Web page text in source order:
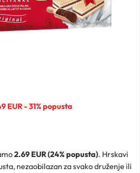
EUR - 31% popusta
2.69 EUR (24% popusta). Hrskavi
nezaobilazan za svako druženje ili